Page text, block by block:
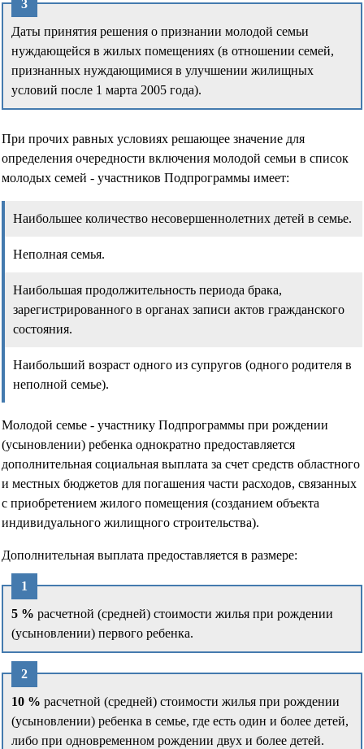
Даты принятия решения о признании молодой семьи
нуждающейся в жилых помещениях (в отношении семей,
признанных нуждающимися в улучшении жилищных
условий после 1 марта 2005 года).
При прочих равных условиях решающее значение для
определения очередности включения молодой семьи в список
молодых семей - участников Подпрограммы имеет:
Наибольшее количество несовершеннолетних детей в семье.
Неполная семья.
Наибольшая продолжительность периода брака,
зарегистрированного в органах записи актов гражданского
состояния.
Наибольший возраст одного из супругов (одного родителя в
неполной семье).
Молодой семье - участнику Подпрограммы при рождении
(усыновлении) ребенка однократно предоставляется
дополнительная социальная выплата за счет средств областного
и местных бюджетов для погашения части расходов, связанных
с приобретением жилого помещения (созданием объекта
индивидуального жилищного строительства).
Дополнительная выплата предоставляется в размере:
5 % расчетной (средней) стоимости жилья при рождении
(усыновлении) первого ребенка.
10 % расчетной (средней) стоимости жилья при рождении
(усыновлении) ребенка в семье, где есть один и более детей,
либо при одновременном рождении двух и более детей.